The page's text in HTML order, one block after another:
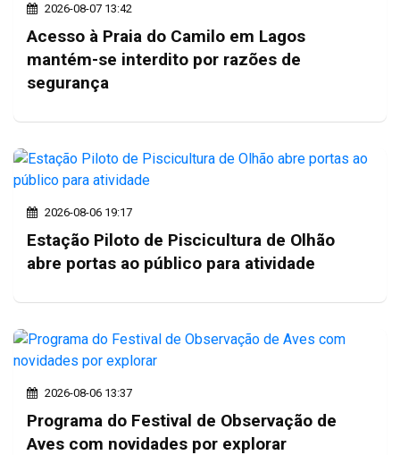
2026-08-07 13:42
Acesso à Praia do Camilo em Lagos
mantém-se interdito por razões de
segurança
2026-08-06 19:17
Estação Piloto de Piscicultura de Olhão
abre portas ao público para atividade
2026-08-06 13:37
Programa do Festival de Observação de
Aves com novidades por explorar